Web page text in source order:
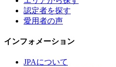
認定者を探す
愛用者の声
インフォメーション
JPAについて